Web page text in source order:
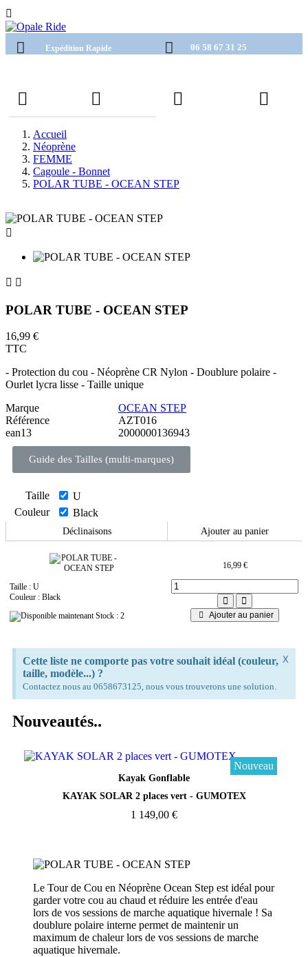

Expédition Rapide 06 58 67 31 25
Accueil
Néoprène
FEMME
Cagoule - Bonnet
POLAR TUBE - OCEAN STEP

 
POLAR TUBE - OCEAN STEP
16,99 €
TTC
- Protection du cou - Néoprène CR Nylon - Doublure polaire -
Ourlet lycra lisse - Taille unique
Marque
OCEAN STEP
Référence
AZT016
ean13
2000000136943
Guide des Tailles (multi-marques)
Taille
U
Couleur
Black
Déclinaisons Ajouter au panier
Taille : U
Couleur : Black
Stock : 2
16,99 €
Ajouter au panier
Cette liste ne comporte pas votre souhait idéal (couleur,
taille, modèle...) ?
Contactez nous au 0658673125, nous vous trouverons une solution.
X
Nouveautés..
Aperçu rapide
Nouveau
Kayak Gonflable
KAYAK SOLAR 2 places vert - GUMOTEX
1 149,00 €
Le Tour de Cou en Néoprène Ocean Step est idéal pour
garder votre cou au chaud et réduire les entrée d'eau
lors de vos sessions de marche aquatique hivernale ! Sa
doublure polaire interne permet de maintenir un
maximum de chaleur lors de vos sessions de marche
aquatique hivernale.